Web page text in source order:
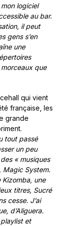
logiciel
au bar.
il peut
gens s’en
une
morceaux que
qui vient
française, les
grande
tout passé
un peu
« musiques
Magic System.
Kizomba, une
titres, Sucré
cesse. J’ai
d’Aliguera.
playlist et